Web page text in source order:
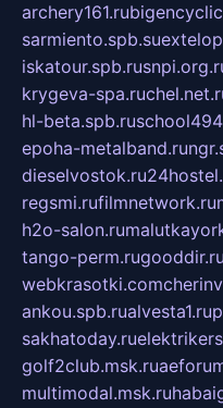
archery161.ru
sarmiento.spb.su
iskatour.spb.ru
krygeva-spa.ru
hl-beta.spb.ru
epoha-metalband.ru
dieselvostok.ru
regsmi.rufilmnetwork.ru
h2o-salon.ru
tango-perm.rugooddir.ru
webkrasotki.com
ankou.spb.rualvesta1.ru
sakhatoday.ru
golf2club.msk.ru
multimodal.msk.ru